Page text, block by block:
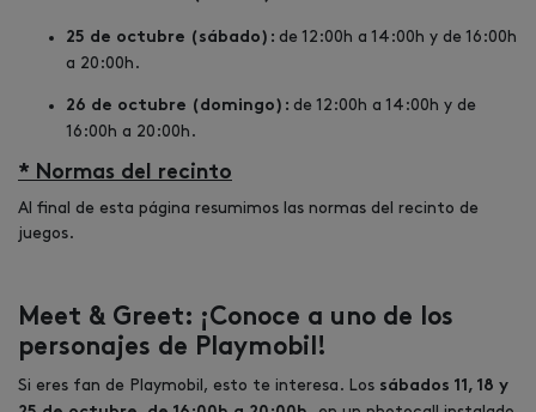
25 de octubre (sábado): de 12:00h a 14:00h y de 16:00h
a 20:00h.
26 de octubre (domingo): de 12:00h a 14:00h y de
16:00h a 20:00h.
* Normas del recinto
Al final de esta página resumimos las normas del recinto de
juegos.
Meet & Greet: ¡Conoce a uno de los
personajes de Playmobil!
Si eres fan de Playmobil, esto te interesa. Los sábados 11, 18 y